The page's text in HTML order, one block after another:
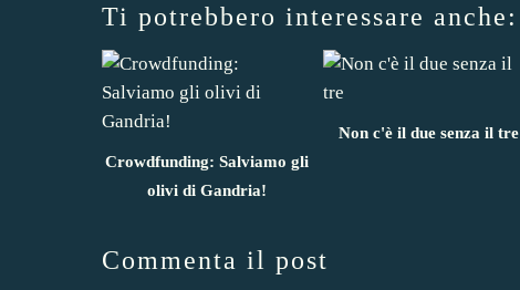
Ti potrebbero interessare anche:
Crowdfunding: Salviamo gli
olivi di Gandria!
Non c'è il due senza il tre
Commenta il post